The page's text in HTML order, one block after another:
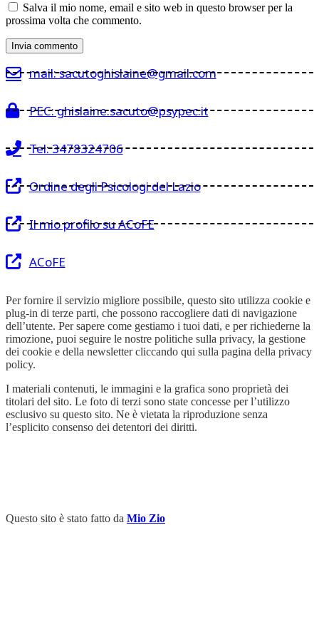
Salva il mio nome, email e sito web in questo browser per la
prossima volta che commento.
mail: sacutoghislaine@gmail.com
PEC: ghislaine.sacuto@psypec.it
Tel: 3478324706
Ordine degli Psicologi del Lazio
Il mio profilo su ACoFE
ACoFE
Per fornire il servizio migliore possibile, questo sito utilizza cookie e
plug-in di terze parti, che possono raccogliere dati di navigazione
dell’utente. Per sapere come gestiamo i tuoi dati, e per richiederne la
rimozione, puoi seguire le nostre politiche sulla privacy, la gestione
dei cookie e della newsletter cliccando qui sulla pagina della privacy
policy.
I materiali contenuti, le immagini e la grafica sono proprietà dei
titolari del sito. Le foto di terzi sono state concesse per l’utilizzo
esclusivo su questo sito. Ne è vietata la riproduzione senza
l’esplicito consenso dei detentori dei diritti.
Questo sito è stato fatto da Mio Zio